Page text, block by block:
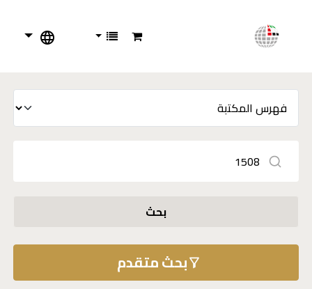
بحث
بحث متقدم